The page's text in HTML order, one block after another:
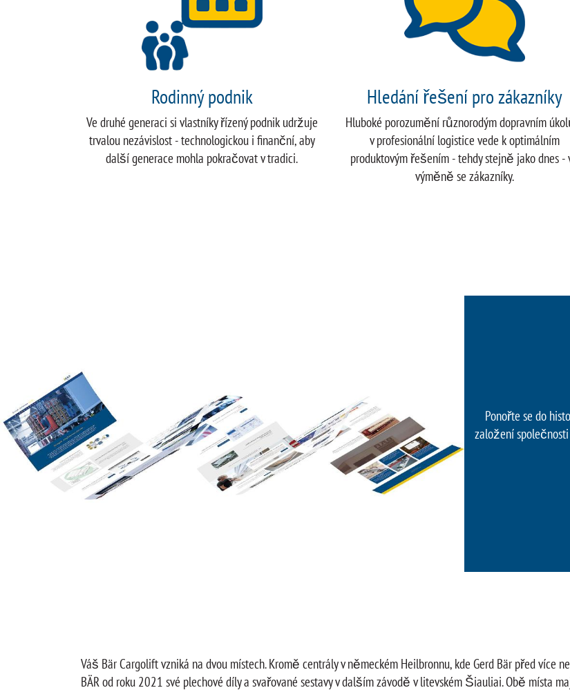
Rodinný podnik
Ve druhé generaci si vlastníky řízený podnik udržuje
trvalou nezávislost - technologickou i finanční, aby
další generace mohla pokračovat v tradici.
Hledání řešení pro zákazníky
Hluboké porozumění různorodým dopravním
v profesionální logistice vede k optimálním
produktovým řešením - tehdy stejně jako dnes -
výměně se zákazníky.
Ponořte se do
založení
Váš Bär Cargolift vzniká na dvou místech. Kromě centrály v německém Heilbronnu, kde Gerd Bär před více
BÄR od roku 2021 své plechové díly a svařované sestavy v dalším závodě v litevském Šiauliai. Obě místa